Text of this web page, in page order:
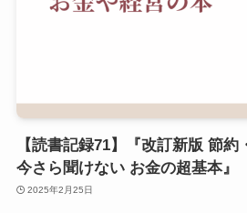
【読書記録71】『改訂新版 節
今さら聞けない お金の超基本』
2025年2月25日